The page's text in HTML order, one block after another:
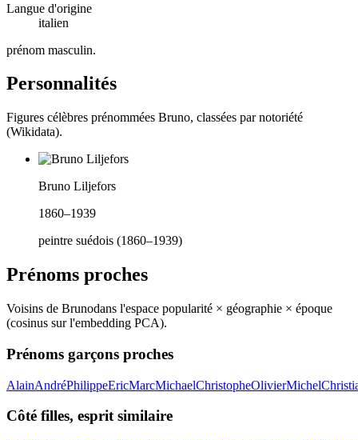
Langue d'origine
italien
prénom masculin.
Personnalités
Figures célèbres prénommées Bruno, classées par notoriété
(Wikidata).
Bruno Liljefors
1860–1939
peintre suédois (1860–1939)
Prénoms proches
Voisins de Brunodans l'espace popularité × géographie × époque
(cosinus sur l'embedding PCA).
Prénoms garçons proches
AlainAndréPhilippeEricMarcMichaelChristopheOlivierMichel
Côté filles, esprit similaire